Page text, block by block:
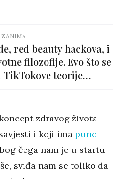
ZANIMA
red beauty hackova, i
filozofije. Evo što se
teorije
zdravog života
i koji ima puno
čega nam je u startu
sviđa nam se toliko da